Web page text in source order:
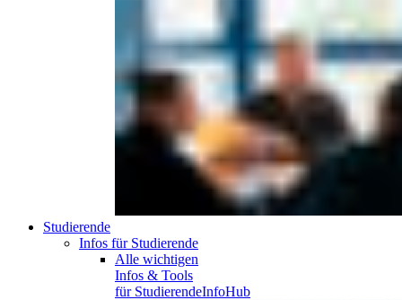
Studierende
Infos für Studierende
Alle wichtigen
Infos & Tools
für StudierendeInfoHub